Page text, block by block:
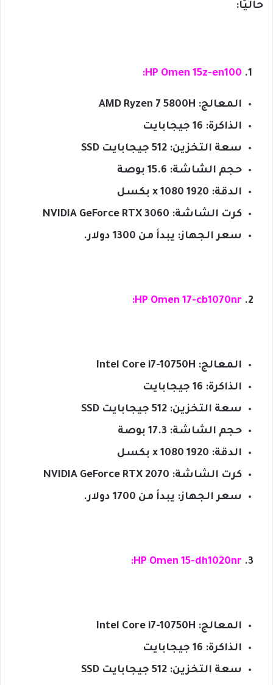
حاليًا:
HP Omen 15z-en100:
المعالج: AMD Ryzen 7 5800H
الذاكرة: 16 جيجابايت
سعة التخزين: 512 جيجابايت SSD
حجم الشاشة: 15.6 بوصة
الدقة: 1920 x 1080 بكسل
كرت الشاشة: NVIDIA GeForce RTX 3060
سعر الجهاز: يبدأ من 1300 دولار.
HP Omen 17-cb1070nr:
المعالج: Intel Core i7-10750H
الذاكرة: 16 جيجابايت
سعة التخزين: 512 جيجابايت SSD
حجم الشاشة: 17.3 بوصة
الدقة: 1920 x 1080 بكسل
كرت الشاشة: NVIDIA GeForce RTX 2070
سعر الجهاز: يبدأ من 1700 دولار.
HP Omen 15-dh1020nr:
المعالج: Intel Core i7-10750H
الذاكرة: 16 جيجابايت
سعة التخزين: 512 جيجابايت SSD